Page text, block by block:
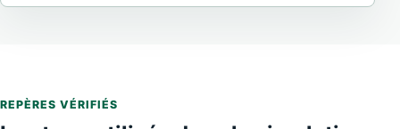
REPÈRES VÉRIFIÉS